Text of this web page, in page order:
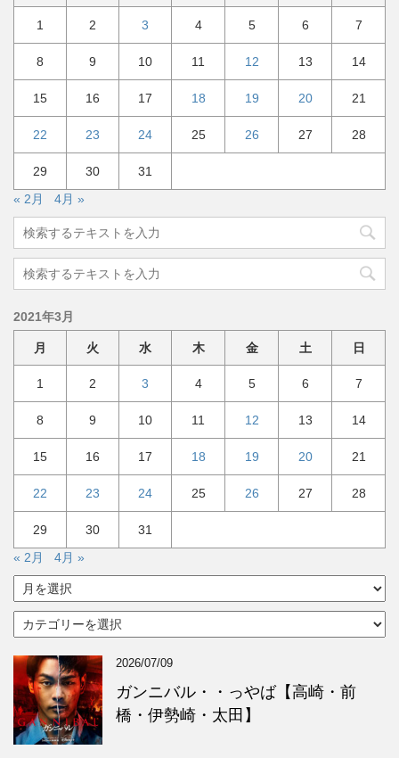
1 2 3 4 5 6 7
8 9 10 11 12 13 14
15 16 17 18 19 20 21
22 23 24 25 26 27 28
29 30
31
« 2月
4月 »
2021年3月
月 火 水 木 金 土 日
1 2 3 4 5 6 7
8 9 10 11 12 13 14
15 16 17 18 19 20 21
22 23 24 25 26 27 28
29 30
31
« 2月
4月 »
ー
カ
イ
ブ
カ
テ
ゴ
ー
2026/07/09
ガンニバル・・っやば【高崎・前
橋・伊勢崎・太田】